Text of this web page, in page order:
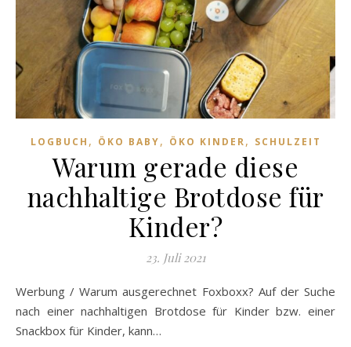
LOGBUCH , ÖKO BABY, ÖKO KINDER, SCHULZEIT
Warum gerade diese
nachhaltige Brotdose für
Kinder?
23. Juli 2021
Werbung / Warum ausgerechnet Foxboxx? Auf der Suche
nach einer nachhaltigen Brotdose für Kinder bzw. einer
Snackbox für Kinder, kann…